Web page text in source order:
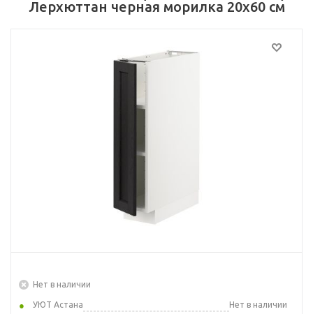
Лерхюттан черная морилка 20x60 см
Нет в наличии
УЮТ Астана
Нет в наличии